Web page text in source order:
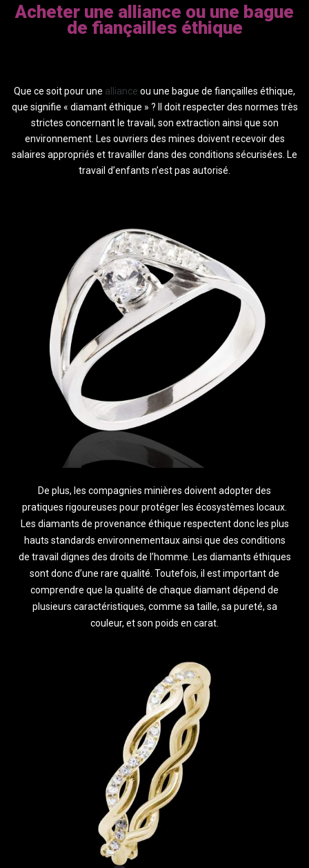
Acheter une alliance ou une bague
de fiançailles éthique
Que ce soit pour une alliance ou une bague de fiançailles éthique,
que signifie « diamant éthique » ? Il doit respecter des normes très
strictes concernant le travail, son extraction ainsi que son
environnement. Les ouvriers des mines doivent recevoir des
salaires appropriés et travailler dans des conditions sécurisées. Le
travail d’enfants n’est pas autorisé.
De plus, les compagnies minières doivent adopter des
pratiques rigoureuses pour protéger les écosystèmes locaux.
Les diamants de provenance éthique respectent donc les plus
hauts standards environnementaux ainsi que des conditions
de travail dignes des droits de l’homme. Les diamants éthiques
sont donc d’une rare qualité. Toutefois, il est important de
comprendre que la qualité de chaque diamant dépend de
plusieurs caractéristiques, comme sa taille, sa pureté, sa
couleur, et son poids en carat.